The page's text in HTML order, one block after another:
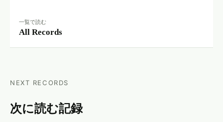
一覧で読む
All Records
NEXT RECORDS
次に読む記録